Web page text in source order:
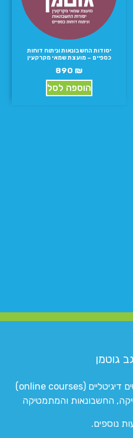
יסודות החשבונאות וניתוח דוחות
כספיים – מועצת שמאי מקרקעין
890 ₪
הוספה לסל
גוטמן
המרכז המוביל והמקצועי לקורסים דיגיטליים (online courses)
החשבונאות והמתמטיקה
נוספים.